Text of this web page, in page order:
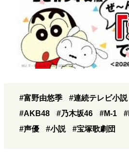
#富野由悠季 #連続テレビ小説
#AKB48
#乃木坂46 #M-1
#声優
#小説 #宝塚歌劇団